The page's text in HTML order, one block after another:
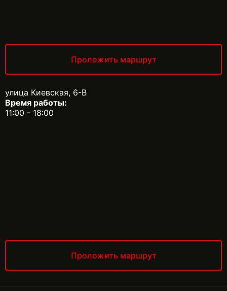
Проложить маршрут
улица Киевская, 6-В
Время работы:
11:00 - 18:00
Проложить маршрут